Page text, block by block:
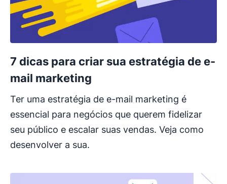
7 dicas para criar sua estratégia de e-
mail marketing
Ter uma estratégia de e-mail marketing é
essencial para negócios que querem fidelizar
seu público e escalar suas vendas. Veja como
desenvolver a sua.